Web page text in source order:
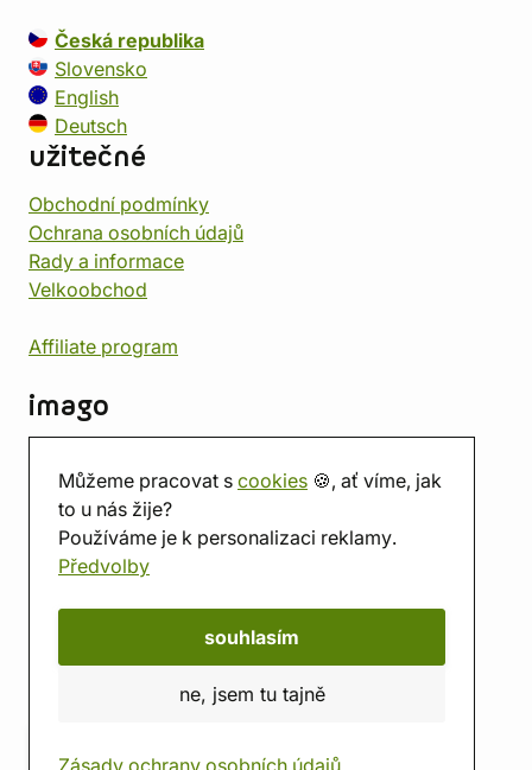
Můžeme pracovat s cookies 🍪, ať víme, jak
to u nás žije?
Používáme je k personalizaci reklamy.
Předvolby
souhlasím
ne, jsem tu tajně
Zásady ochrany osobních údajů
Česká republika
Slovensko
English
Deutsch
užitečné
Obchodní podmínky
Ochrana osobních údajů
Rady a informace
Velkoobchod
Affiliate program
imago
Prodejna
Herna
O nás
Hodnocení obchodu